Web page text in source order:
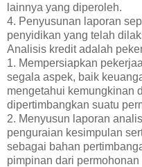
lainnya yang diperoleh.
4. Penyusunan laporan
penyidikan yang telah
Analisis kredit adalah
1. Mempersiapkan
segala aspek, baik
mengetahui kemungkinan
dipertimbangkan suatu
2. Menyusun laporan
penguraian kesimpulan
sebagai bahan
pimpinan dari